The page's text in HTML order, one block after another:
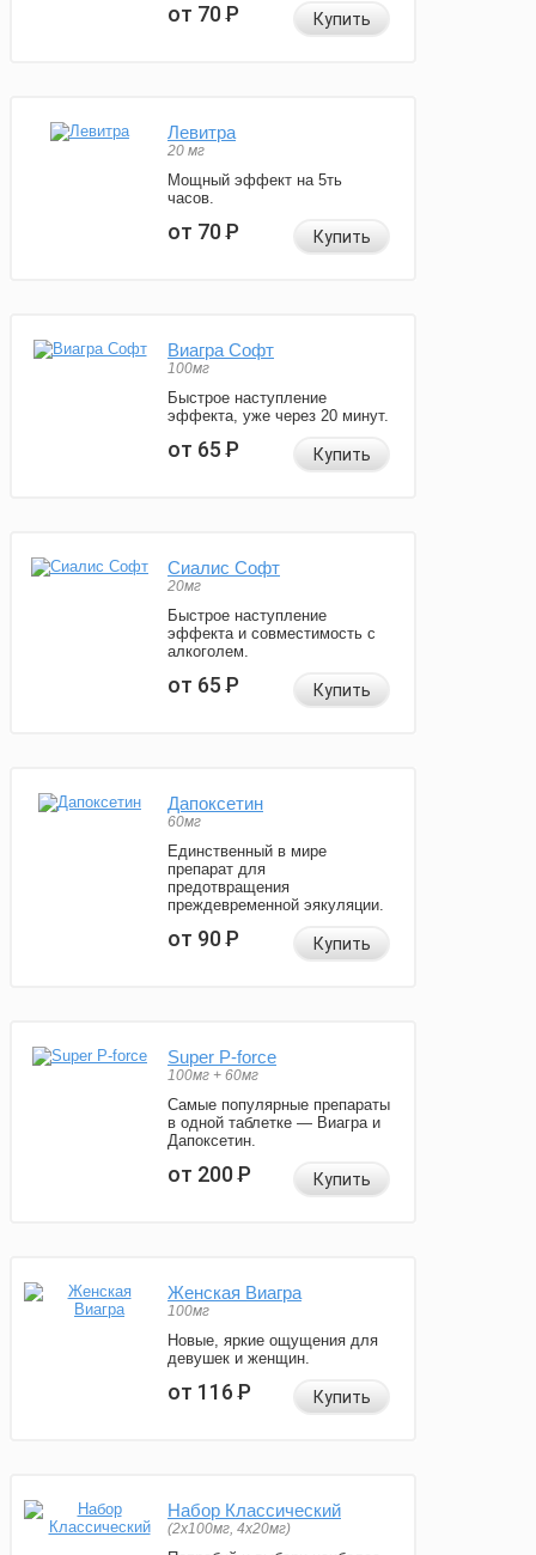
от 70Р Купить
Левитра
20 мг
Мощный эффект на 5ть
часов.
от 70Р Купить
Виагра Софт
100мг
Быстрое наступление
эффекта, уже через 20 минут.
от 65Р Купить
Сиалис Софт
20мг
Быстрое наступление
эффекта и совместимость с
алкоголем.
от 65Р Купить
Дапоксетин
60мг
Единственный в мире
препарат для
предотвращения
преждевременной эякуляции.
от 90Р Купить
Super P-force
100мг + 60мг
Самые популярные препараты
в одной таблетке — Виагра и
Дапоксетин.
от 200Р Купить
Женская Виагра
100мг
Новые, яркие ощущения для
девушек и женщин.
от 116Р Купить
Набор Классический
(2x100мг, 4x20мг)